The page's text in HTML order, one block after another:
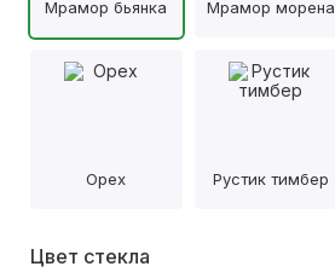
Мрамор бьянка Мрамор морена
Орех Рустик тимбер
Цвет стекла